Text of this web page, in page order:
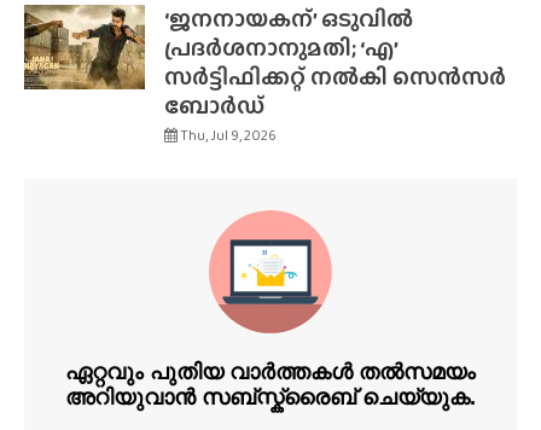
‘ജനനായകന്’ ഒടുവിൽ
പ്രദർശനാനുമതി; ‘എ’
സർട്ടിഫിക്കറ്റ് നൽകി സെൻസർ
ബോർഡ്
Thu, Jul 9, 2026
ഏറ്റവും പുതിയ വാർത്തകൾ തൽസമയം
അറിയുവാൻ സബ്സ്ക്രൈബ് ചെയ്യുക.